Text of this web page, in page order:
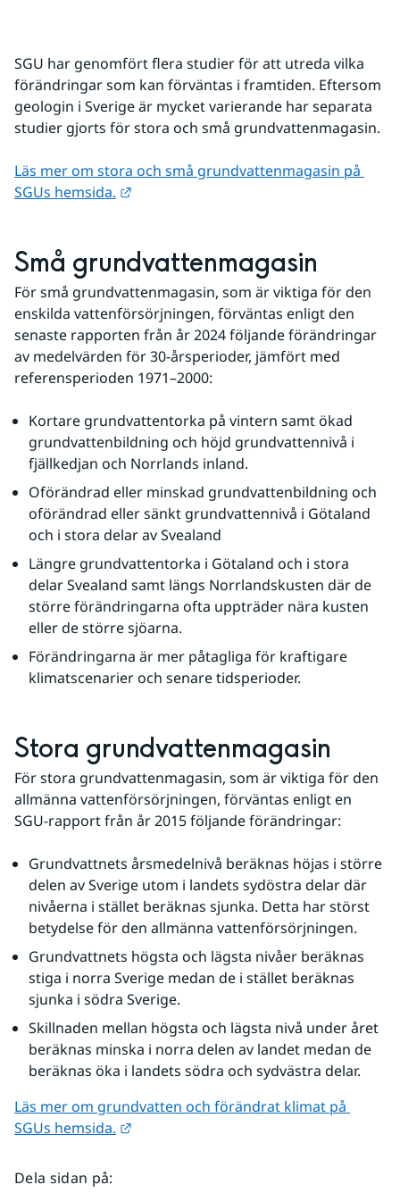
SGU har genomfört flera studier för att utreda vilka
förändringar som kan förväntas i framtiden. Eftersom
geologin i Sverige är mycket varierande har separata
studier gjorts för stora och små grundvattenmagasin.
Läs mer om stora och små grundvattenmagasin på
SGUs hemsida.
Små grundvattenmagasin
För små grundvattenmagasin, som är viktiga för den
enskilda vattenförsörjningen, förväntas enligt den
senaste rapporten från år 2024 följande förändringar
av medelvärden för 30-årsperioder, jämfört med
referensperioden 1971–2000:
Kortare grundvattentorka på vintern samt ökad
grundvattenbildning och höjd grundvattennivå i
fjällkedjan och Norrlands inland.
Oförändrad eller minskad grundvattenbildning och
oförändrad eller sänkt grundvattennivå i Götaland
och i stora delar av Svealand
Längre grundvattentorka i Götaland och i stora
delar Svealand samt längs Norrlandskusten där de
större förändringarna ofta uppträder nära kusten
eller de större sjöarna.
Förändringarna är mer påtagliga för kraftigare
klimatscenarier och senare tidsperioder.
Stora grundvattenmagasin
För stora grundvattenmagasin, som är viktiga för den
allmänna vattenförsörjningen, förväntas enligt en
SGU-rapport från år 2015 följande förändringar:
Grundvattnets årsmedelnivå beräknas höjas i större
delen av Sverige utom i landets sydöstra delar där
nivåerna i stället beräknas sjunka. Detta har störst
betydelse för den allmänna vattenförsörjningen.
Grundvattnets högsta och lägsta nivåer beräknas
stiga i norra Sverige medan de i stället beräknas
sjunka i södra Sverige.
Skillnaden mellan högsta och lägsta nivå under året
beräknas minska i norra delen av landet medan de
beräknas öka i landets södra och sydvästra delar.
Läs mer om grundvatten och förändrat klimat på
SGUs hemsida.
Dela sidan på: